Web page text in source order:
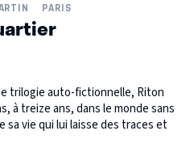
PARIS
trilogie auto-fictionnelle, Riton
à treize ans, dans le monde sans
sa vie qui lui laisse des traces et